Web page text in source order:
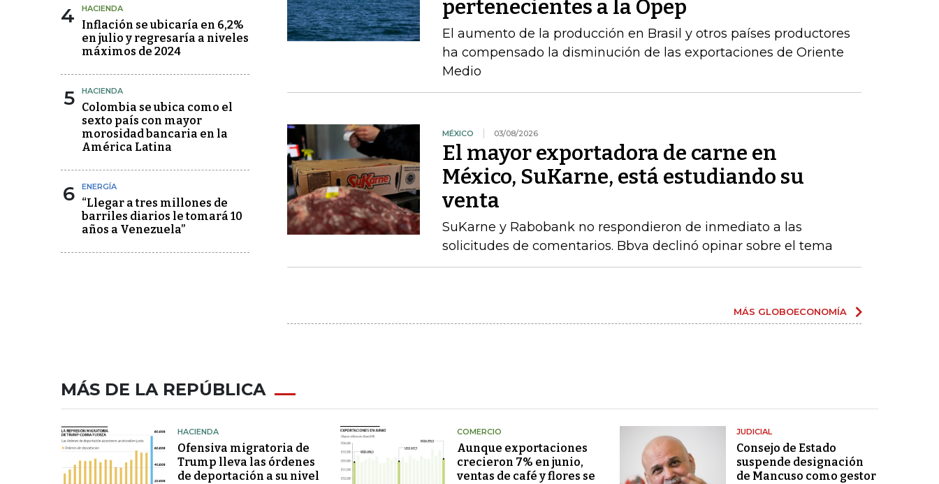
4 HACIENDA
Inflación se ubicaría en 6,2%
en julio y regresaría a niveles
máximos de 2024
5 HACIENDA
Colombia se ubica como el
sexto país con mayor
morosidad bancaria en la
América Latina
6 ENERGÍA
“Llegar a tres millones de
barriles diarios le tomará 10
años a Venezuela”
pertenecientes a la Opep
El aumento de la producción en Brasil y otros países productores
ha compensado la disminución de las exportaciones de Oriente
Medio
MÉXICO 03/08/2026
El mayor exportadora de carne en
México, SuKarne, está estudiando su
venta
SuKarne y Rabobank no respondieron de inmediato a las
solicitudes de comentarios. Bbva declinó opinar sobre el tema
MÁS GLOBOECONOMÍA
MÁS DE LA REPÚBLICA
HACIENDA
Ofensiva migratoria de
Trump lleva las órdenes
de deportación a su nivel
COMERCIO
Aunque exportaciones
crecieron 7% en junio,
ventas de café y flores se
JUDICIAL
Consejo de Estado
suspende designación
de Mancuso como gestor